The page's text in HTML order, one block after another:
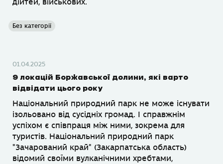
дійтей, військових.
Без категорії
01.04.2025
9 локацій Боржавської долини, які варто
відвідати цього року
Національний природний парк не може існувати
ізольовано від сусідніх громад. І справжнім
успіхом є співпраця між ними, зокрема для
туристів. Національний природний парк
"Зачарований край" (Закарпатська область)
відомий своїми вулканічними хребтами,